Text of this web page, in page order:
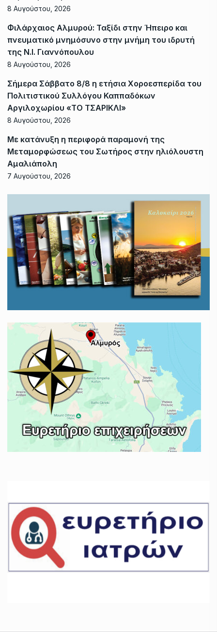
8 Αυγούστου, 2026
Φιλάρχαιος Αλμυρού: Ταξίδι στην Ήπειρο και
πνευματικό μνημόσυνο στην μνήμη του ιδρυτή
της Ν.Ι. Γιαννόπουλου
8 Αυγούστου, 2026
Σήμερα Σάββατο 8/8 η ετήσια Χοροεσπερίδα του
Πολιτιστικού Συλλόγου Καππαδόκων
Αργιλοχωρίου «ΤΟ ΤΣΑΡΙΚΛΙ»
8 Αυγούστου, 2026
Με κατάνυξη η περιφορά παραμονή της
Μεταμορφώσεως του Σωτήρος στην ηλιόλουστη
Αμαλιάπολη
7 Αυγούστου, 2026